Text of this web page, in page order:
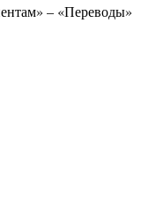
– «Переводы»